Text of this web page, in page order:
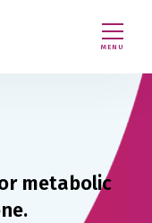
MENU
metabolic